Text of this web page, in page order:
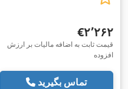
‎€۲٬۲۶۲
قیمت ثابت به اضافه مالیات بر ارزش
افزوده
تماس بگیرید